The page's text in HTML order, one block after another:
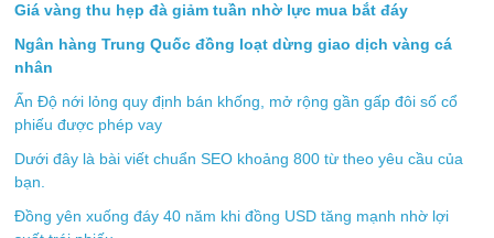
Giá vàng thu hẹp đà giảm tuần nhờ lực mua bắt đáy
Ngân hàng Trung Quốc đồng loạt dừng giao dịch vàng cá
nhân
Ấn Độ nới lỏng quy định bán khống, mở rộng gần gấp đôi số cổ
phiếu được phép vay
Dưới đây là bài viết chuẩn SEO khoảng 800 từ theo yêu cầu của
bạn.
Đồng yên xuống đáy 40 năm khi đồng USD tăng mạnh nhờ lợi